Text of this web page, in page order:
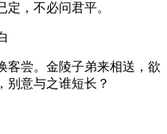
，不必问君平。
尝。金陵子弟来相送，欲
别意与之谁短长？